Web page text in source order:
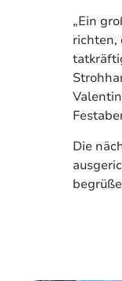
„Ein
richten,
Die